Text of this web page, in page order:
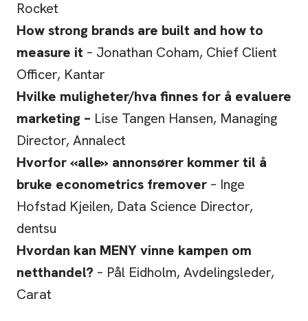
Rocket
How strong brands are built and how to
measure it – Jonathan Coham, Chief Client
Officer, Kantar
Hvilke muligheter/hva finnes for å evaluere
marketing – Lise Tangen Hansen, Managing
Director, Annalect
Hvorfor «alle» annonsører kommer til å
bruke econometrics fremover – Inge
Hofstad Kjeilen, Data Science Director,
dentsu
Hvordan kan MENY vinne kampen om
netthandel? – Pål Eidholm, Avdelingsleder,
Carat